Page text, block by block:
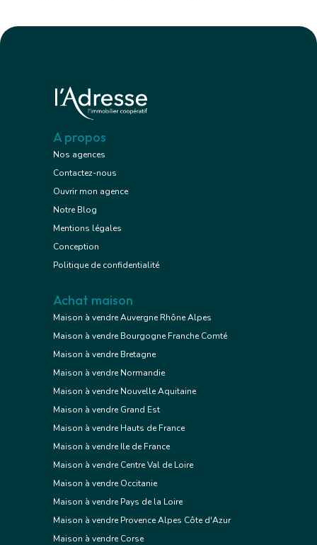
A propos
Nos agences
Contactez-nous
Ouvrir mon agence
Notre Blog
Mentions légales
Conception
Politique de confidentialité
Achat maison
Maison à vendre Auvergne Rhône Alpes
Maison à vendre Bourgogne Franche Comté
Maison à vendre Bretagne
Maison à vendre Normandie
Maison à vendre Nouvelle Aquitaine
Maison à vendre Grand Est
Maison à vendre Hauts de France
Maison à vendre Ile de France
Maison à vendre Centre Val de Loire
Maison à vendre Occitanie
Maison à vendre Pays de la Loire
Maison à vendre Provence Alpes Côte d'Azur
Maison à vendre Corse